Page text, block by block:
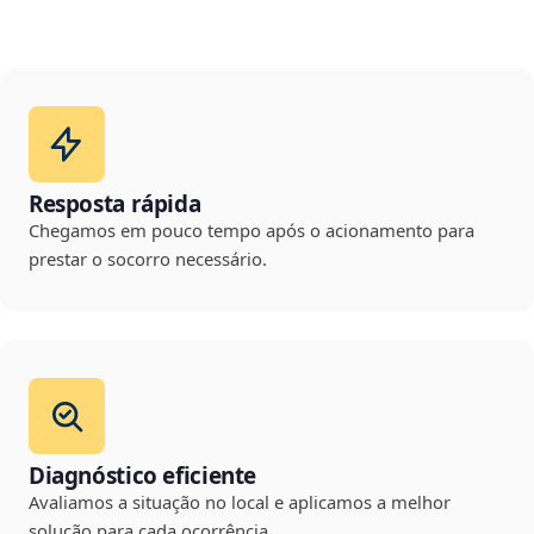
Resposta rápida
Chegamos em pouco tempo após o acionamento para
prestar o socorro necessário.
Diagnóstico eficiente
Avaliamos a situação no local e aplicamos a melhor